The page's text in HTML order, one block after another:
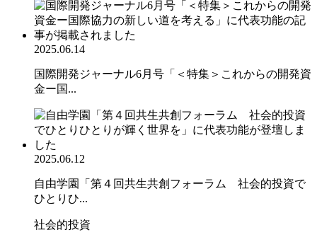
2025.06.14
国際開発ジャーナル6月号「＜特集＞これからの開発資
金ー国...
2025.06.12
自由学園「第４回共生共創フォーラム 社会的投資で
ひとりひ...
社会的投資